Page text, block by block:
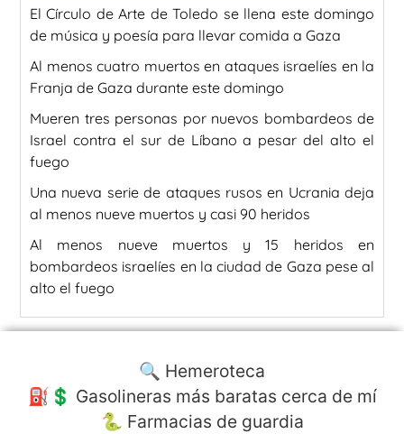
El Círculo de Arte de Toledo se llena este domingo
de música y poesía para llevar comida a Gaza
Al menos cuatro muertos en ataques israelíes en la
Franja de Gaza durante este domingo
Mueren tres personas por nuevos bombardeos de
Israel contra el sur de Líbano a pesar del alto el
fuego
Una nueva serie de ataques rusos en Ucrania deja
al menos nueve muertos y casi 90 heridos
Al menos nueve muertos y 15 heridos en
bombardeos israelíes en la ciudad de Gaza pese al
alto el fuego
🔍 Hemeroteca
⛽️💲 Gasolineras más baratas cerca de mí
🐍 Farmacias de guardia